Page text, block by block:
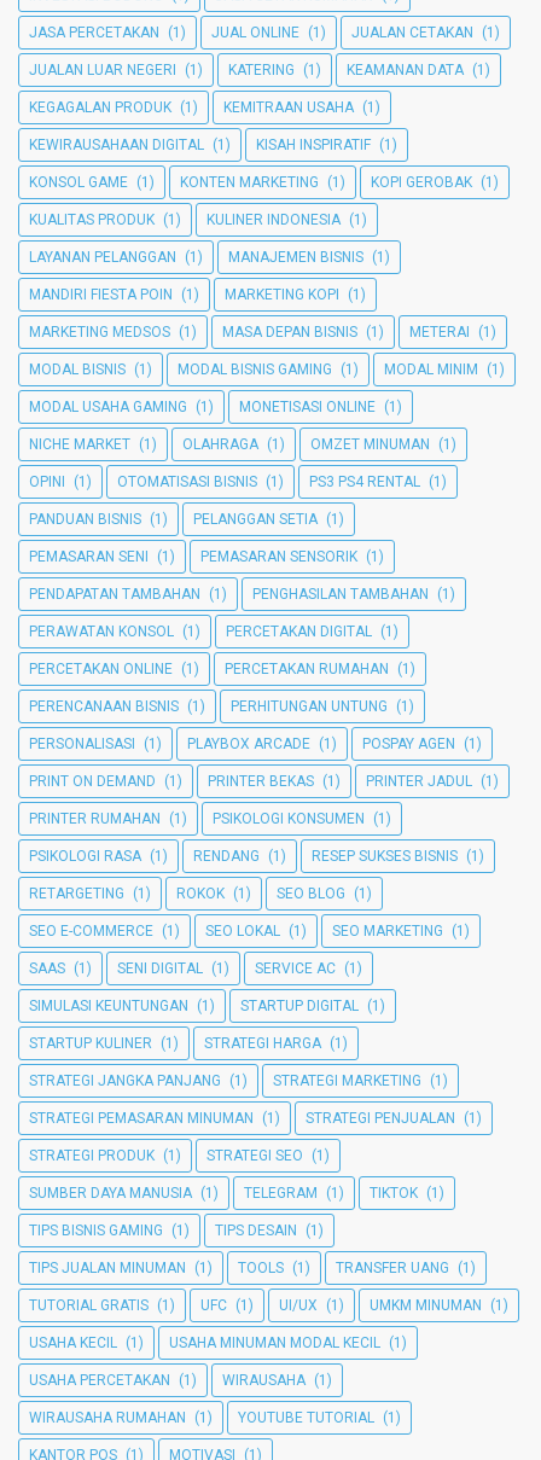
JASA PERCETAKAN (1) JUAL ONLINE (1) JUALAN CETAKAN (1)
JUALAN LUAR NEGERI (1) KATERING (1) KEAMANAN DATA (1)
KEGAGALAN PRODUK (1) KEMITRAAN USAHA (1)
KEWIRAUSAHAAN DIGITAL (1) KISAH INSPIRATIF (1)
KONSOL GAME (1) KONTEN MARKETING (1) KOPI GEROBAK (1)
KUALITAS PRODUK (1) KULINER INDONESIA (1)
LAYANAN PELANGGAN (1) MANAJEMEN BISNIS (1)
MANDIRI FIESTA POIN (1) MARKETING KOPI (1)
MARKETING MEDSOS (1) MASA DEPAN BISNIS (1) METERAI (1)
MODAL BISNIS (1) MODAL BISNIS GAMING (1) MODAL MINIM (1)
MODAL USAHA GAMING (1) MONETISASI ONLINE (1)
NICHE MARKET (1) OLAHRAGA (1) OMZET MINUMAN (1)
OPINI (1) OTOMATISASI BISNIS (1) PS3 PS4 RENTAL (1)
PANDUAN BISNIS (1) PELANGGAN SETIA (1)
PEMASARAN SENI (1) PEMASARAN SENSORIK (1)
PENDAPATAN TAMBAHAN (1) PENGHASILAN TAMBAHAN (1)
PERAWATAN KONSOL (1) PERCETAKAN DIGITAL (1)
PERCETAKAN ONLINE (1) PERCETAKAN RUMAHAN (1)
PERENCANAAN BISNIS (1) PERHITUNGAN UNTUNG (1)
PERSONALISASI (1) PLAYBOX ARCADE (1) POSPAY AGEN (1)
PRINT ON DEMAND (1) PRINTER BEKAS (1) PRINTER JADUL (1)
PRINTER RUMAHAN (1) PSIKOLOGI KONSUMEN (1)
PSIKOLOGI RASA (1) RENDANG (1) RESEP SUKSES BISNIS (1)
RETARGETING (1) ROKOK (1) SEO BLOG (1)
SEO E-COMMERCE (1) SEO LOKAL (1) SEO MARKETING (1)
SAAS (1) SENI DIGITAL (1) SERVICE AC (1)
SIMULASI KEUNTUNGAN (1) STARTUP DIGITAL (1)
STARTUP KULINER (1) STRATEGI HARGA (1)
STRATEGI JANGKA PANJANG (1) STRATEGI MARKETING (1)
STRATEGI PEMASARAN MINUMAN (1) STRATEGI PENJUALAN (1)
STRATEGI PRODUK (1) STRATEGI SEO (1)
SUMBER DAYA MANUSIA (1) TELEGRAM (1) TIKTOK (1)
TIPS BISNIS GAMING (1) TIPS DESAIN (1)
TIPS JUALAN MINUMAN (1) TOOLS (1) TRANSFER UANG (1)
TUTORIAL GRATIS (1) UFC (1) UI/UX (1) UMKM MINUMAN (1)
USAHA KECIL (1) USAHA MINUMAN MODAL KECIL (1)
USAHA PERCETAKAN (1) WIRAUSAHA (1)
WIRAUSAHA RUMAHAN (1) YOUTUBE TUTORIAL (1)
KANTOR POS (1) MOTIVASI (1)